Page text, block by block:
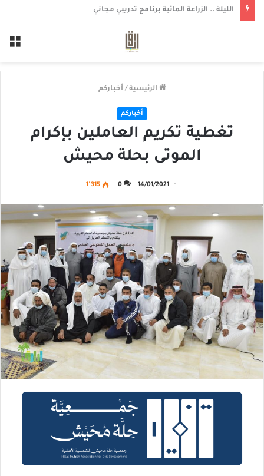
أربعينية الحاج عيسى إبراهيم آل خميس
الرئيسية / أخباركم
أخباركم
تغطية تكريم العاملين بإكرام
الموتى بحلة محيش
14/01/2021
0 1٬315